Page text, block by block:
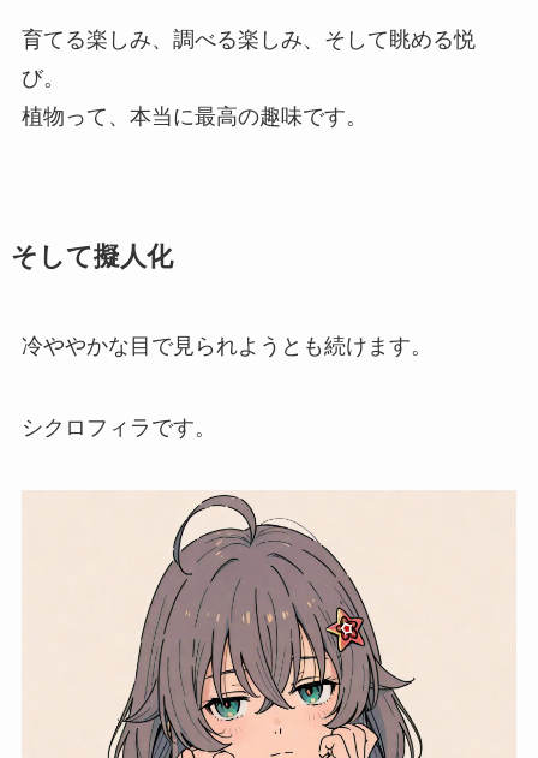
育てる楽しみ、調べる楽しみ、そして眺める悦
び。
植物って、本当に最高の趣味です。
そして擬人化
冷ややかな目で見られようとも続けます。
シクロフィラです。